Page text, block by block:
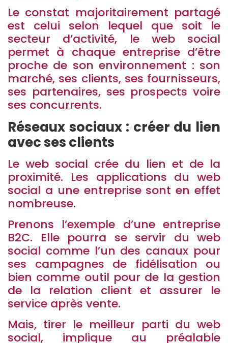
Le constat majoritairement partagé
est celui selon lequel que soit le
secteur d’activité, le web social
permet à chaque entreprise d’être
proche de son environnement : son
marché, ses clients, ses fournisseurs,
ses partenaires, ses prospects voire
ses concurrents.
Réseaux sociaux : créer du lien
avec ses clients
Le web social crée du lien et de la
proximité. Les applications du web
social a une entreprise sont en effet
nombreuse.
Prenons l’exemple d’une entreprise
B2C. Elle pourra se servir du web
social comme l’un des canaux pour
ses campagnes de fidélisation ou
bien comme outil pour de la gestion
de la relation client et assurer le
service après vente.
Mais, tirer le meilleur parti du web
social, implique au préalable